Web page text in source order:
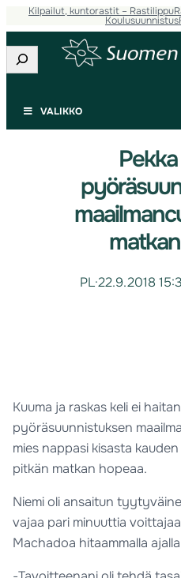
Kilpailut, kuntorastit – Rastilippu
Koulusuunnistus
Etsi
VALIKKO
PL·22.9.2018
Kuuma ja raskas keli ei
pyöräsuunnistuksen
mies nappasi kisasta
pitkän matkan hopeaa.
Niemi oli ansaitun
vajaa pari minuuttia
Machadoa hitaammalla